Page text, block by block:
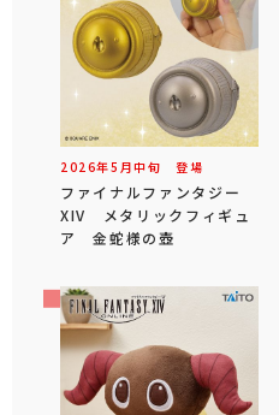
2026年5 月中旬 登場
ファイナルファンタジー
XIV メタリックフィギュ
ア 金蛇様の壺